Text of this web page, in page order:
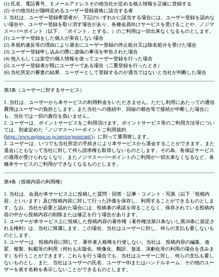
(1) 氏名、電話番号、Ｅメールアドレスその他当社が定める個人情報を正確に登録する
(2) その他当社が随時定めるユーザー登録資格に該当する者
2. 当社は、ユーザー登録希望者が、下記のいずれかに該当する場合には、ユーザー登録を認めな
い場合や、ユーザー登録を取り消す場合があり、各種会員向けサービスを受けることや、ノジマ
スーパーポイント（以下、「ポイント」とする。）のご利用は一切出来なくなるものとします。
(1) ユーザー登録をした個人が実在しない場合
(2) 本規約違反等の理由により過去にユーザー登録の停止処分又は除名処分を受けた場合
(3) ユーザー登録申し込みの際に虚偽の事項を申告された場合
(4) 他人もしくは架空の個人情報を使ってユーザー登録を行った場合
(5) ユーザー登録者が既にユーザーである場合（二重登録を行ったとき）
(6) 当社所定の審査の結果、ユーザーとして登録するのが適当ではないと当社が判断した場合
第3条（ユーザーに対するサービス）
1. 当社は、ユーザーから本サービスの利用料金をいただきません。ただし利用にあたっての通信
費用はユーザーの負担とします。また当社への接続中、回線の都合等で接続が中断した場合に
も、当社では一切の責任を負いません。
2. ユーザーは、ポイントサービスをご利用頂けます。ポイントサービス等のご利用方法等につい
ては、別途定めた『ノジマスーパーポイントご利用規約
(https://www.nojima.co.jp/service/pointcard/)』に則って運用致します。
3. ユーザーは、いつでも当社所定の手続きにより本サービスから退会することができます。また
退会にともなって当社に対して何ら請求権も取得しないものとします。その為、各保証サービス
の適用が受けられなくなり、またノジマスーパーポイントのご利用が一切出来なくなるなど、各
種本サービスのご利用ができなくなるものとします。
第4条（投稿内容の利用権）
1. 当社は、会員が本サービス上に投稿した質問・回答・記事・コメント・写真（以下「投稿内
容」といいます）及び投稿内容に対して行った評価を保存し、利用することができるものとしま
す。なお、当社が必要と認めた場合には、投稿者の承諾を得ることなく、保存されている投稿内
容の中から投稿内容の削除または修正を行う場合があります。
2. ユーザーが本サービス上に投稿した投稿内容の著作権（著作権法第21条ないし第28条に規定さ
れる権利）は、当社に帰属します。この場合、当社はユーザーに対し、何らの支払も要しないも
のとします。
3. ユーザーは、投稿内容に関して、著作者人格権を行使しない。当社は、投稿内容の編集、改
変、複製、転載等の利用（何れも出版化、映像化、翻訳、放送、演劇化等の利用の場合を含みま
す）を行うことができます。これらを行う場合でも、当社はユーザーに対し、何らの支払も要し
ないものとし、また、当社はユーザーの氏名、ユーザーIDまたはハンドルネーム、その他のユー
ザーを表す名称を表示しないことができるものとします。